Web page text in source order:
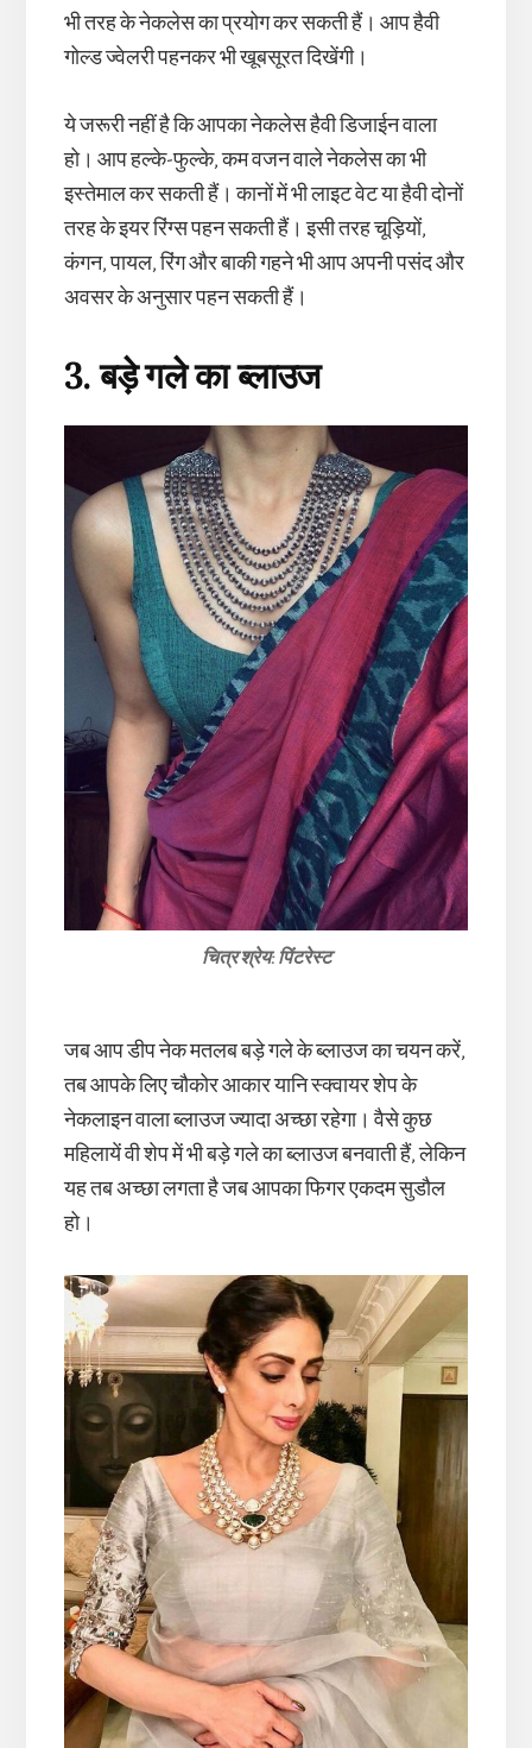
भी तरह के नेकलेस का प्रयोग कर सकती हैं। आप हैवी
गोल्ड ज्वेलरी पहनकर भी खूबसूरत दिखेंगी।
ये जरूरी नहीं है कि आपका नेकलेस हैवी डिजाईन वाला
हो। आप हल्के-फुल्के, कम वजन वाले नेकलेस का भी
इस्तेमाल कर सकती हैं। कानों में भी लाइट वेट या हैवी दोनों
तरह के इयर रिंग्स पहन सकती हैं। इसी तरह चूड़ियों,
कंगन, पायल, रिंग और बाकी गहने भी आप अपनी पसंद और
अवसर के अनुसार पहन सकती हैं।
3. बड़े गले का ब्लाउज
चित्र श्रेय: पिंटरेस्ट
जब आप डीप नेक मतलब बड़े गले के ब्लाउज का चयन करें,
तब आपके लिए चौकोर आकार यानि स्क्वायर शेप के
नेकलाइन वाला ब्लाउज ज्यादा अच्छा रहेगा। वैसे कुछ
महिलायें वी शेप में भी बड़े गले का ब्लाउज बनवाती हैं, लेकिन
यह तब अच्छा लगता है जब आपका फिगर एकदम सुडौल
हो।